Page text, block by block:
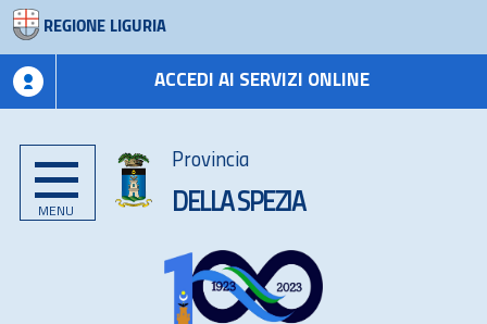
REGIONE LIGURIA
ACCEDI AI SERVIZI ONLINE
MENU
Provincia
DELLA SPEZIA